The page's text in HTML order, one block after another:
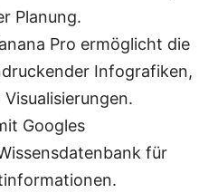
Planung.
Pro ermöglicht die
Infografiken,
Googles
für